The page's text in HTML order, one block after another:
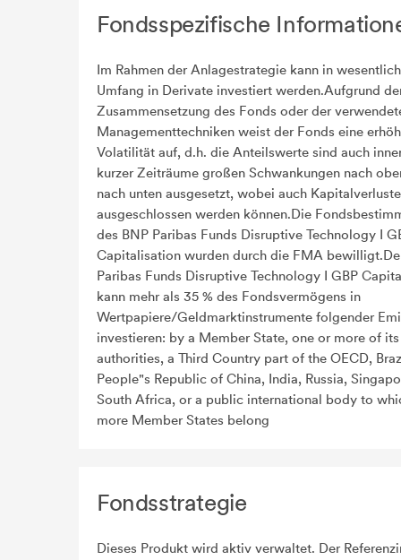
Fondsspezifische
Im Rahmen der Anlagestrategie kann in
Umfang in Derivate investiert werden.Aufgrund
Zusammensetzung des Fonds oder der
Managementtechniken weist der Fonds eine
Volatilität auf, d.h. die Anteilswerte sind auch
kurzer Zeiträume großen Schwankungen nach
nach unten ausgesetzt, wobei auch
ausgeschlossen werden können.Die
des BNP Paribas Funds Disruptive Technology I
Capitalisation wurden durch die FMA
Paribas Funds Disruptive Technology I GBP
kann mehr als 35 % des Fondsvermögens in
Wertpapiere/Geldmarktinstrumente folgender
investieren: by a Member State, one or more of
authorities, a Third Country part of the OECD,
People"s Republic of China, India, Russia,
South Africa, or a public international body to
more Member States belong
Fondsstrategie
Dieses Produkt wird aktiv verwaltet. Der